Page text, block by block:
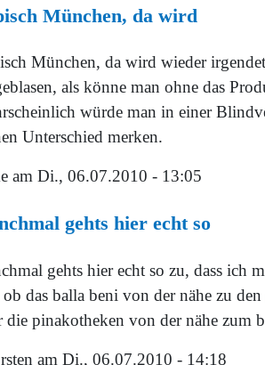
München, da wird
München, da wird wieder
als könne man ohne das
würde man in einer
Unterschied merken.
am Di., 06.07.2010 - 13:05
gehts hier echt so
gehts hier echt so zu, dass ich
das balla beni von der nähe zu
die pinakotheken von der nähe zum
am Di., 06.07.2010 - 14:18